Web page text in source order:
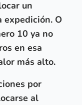
un
expedición. O
10 ya no
en esa
más alto.
por
al